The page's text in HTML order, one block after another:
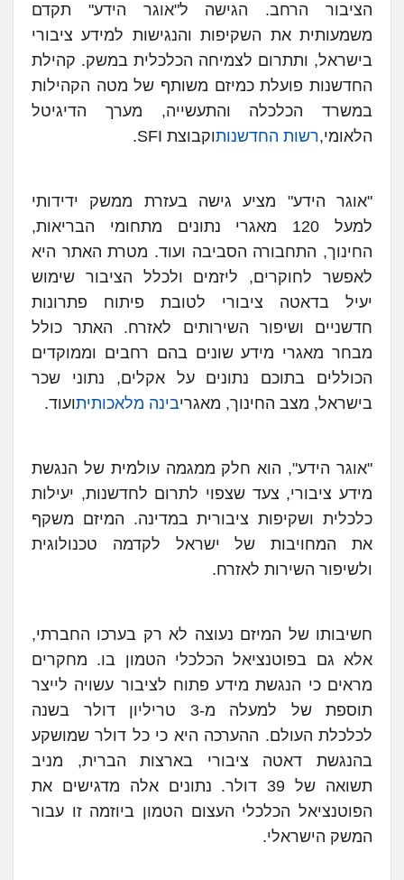
הציבור הרחב. הגישה ל"אוגר הידע" תקדם
משמעותית את השקיפות והנגישות למידע ציבורי
בישראל, ותתרום לצמיחה הכלכלית במשק. קהילת
החדשנות פועלת כמיזם משותף של מטה הקהילות
במשרד הכלכלה והתעשייה, מערך הדיגיטל
הלאומי,רשות החדשנותוקבוצת SFI.
"אוגר הידע" מציע גישה בעזרת ממשק ידידותי
למעל 120 מאגרי נתונים מתחומי הבריאות,
החינוך, התחבורה הסביבה ועוד. מטרת האתר היא
לאפשר לחוקרים, ליזמים ולכלל הציבור שימוש
יעיל בדאטה ציבורי לטובת פיתוח פתרונות
חדשניים ושיפור השירותים לאזרח. האתר כולל
מבחר מאגרי מידע שונים בהם רחבים וממוקדים
הכוללים בתוכם נתונים על אקלים, נתוני שכר
בישראל, מצב החינוך, מאגריבינה מלאכותיתועוד.
"אוגר הידע", הוא חלק ממגמה עולמית של הנגשת
מידע ציבורי, צעד שצפוי לתרום לחדשנות, יעילות
כלכלית ושקיפות ציבורית במדינה. המיזם משקף
את המחויבות של ישראל לקדמה טכנולוגית
ולשיפור השירות לאזרח.
חשיבותו של המיזם נעוצה לא רק בערכו החברתי,
אלא גם בפוטנציאל הכלכלי הטמון בו. מחקרים
מראים כי הנגשת מידע פתוח לציבור עשויה לייצר
תוספת של למעלה מ-3 טריליון דולר בשנה
לכלכלת העולם. ההערכה היא כי כל דולר שמושקע
בהנגשת דאטה ציבורי בארצות הברית, מניב
תשואה של 39 דולר. נתונים אלה מדגישים את
הפוטנציאל הכלכלי העצום הטמון ביוזמה זו עבור
המשק הישראלי.